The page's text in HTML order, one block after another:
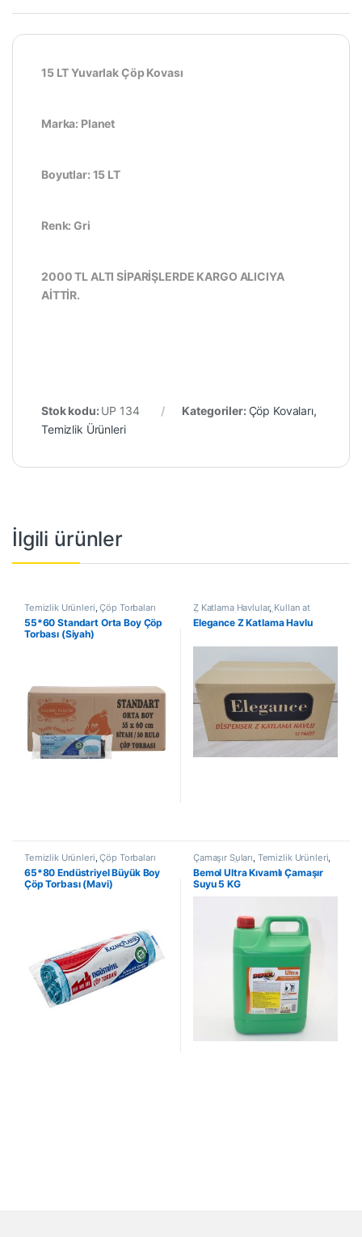
15 LT Yuvarlak Çöp Kovası
Marka: Planet
Boyutlar: 15 LT
Renk: Gri
2000 TL ALTI SİPARİŞLERDE KARGO ALICIYA
AİTTİR.
Stok kodu: UP 134 Kategoriler: Çöp Kovaları,
Temizlik Ürünleri
İlgili ürünler
Temizlik Ürünleri,Çöp Torbaları
55*60 Standart Orta Boy Çöp
Torbası (Siyah)
Z Katlama Havlular, Kullan at
Ürünleri Temizlik Ürünleri ,Kağıt
Ürünler
Elegance Z Katlama Havlu
Temizlik Ürünleri,Çöp Torbaları
65*80 Endüstriyel Büyük Boy
Çöp Torbası (Mavi)
Çamaşır Suları, Temizlik Ürünleri,
Kimyasal Ürünler
Bemol Ultra Kıvamlı Çamaşır
Suyu 5 KG